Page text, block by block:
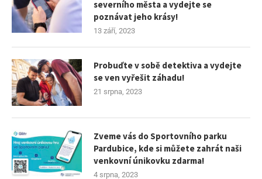
severního města a vydejte se
poznávat jeho krásy!
13 září, 2023
Probuďte v sobě detektiva a vydejte
se ven vyřešit záhadu!
21 srpna, 2023
Zveme vás do Sportovního parku
Pardubice, kde si můžete zahrát naši
venkovní únikovku zdarma!
4 srpna, 2023